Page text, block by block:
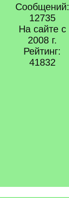
Сообщений:
12735
На сайте с
2008 г.
Рейтинг:
41832